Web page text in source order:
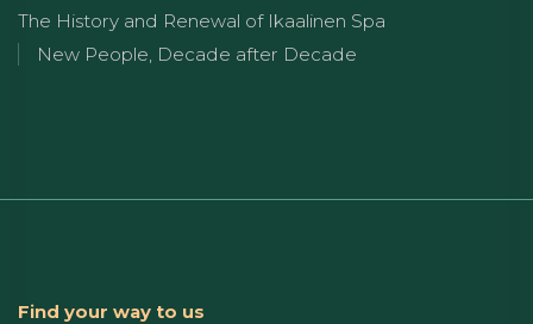
The History and Renewal of Ikaalinen Spa
New People, Decade after Decade
Find your way to us